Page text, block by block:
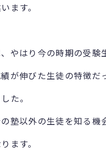
ます。
やはり今の時期の受験
が伸びた生徒の特徴だ
た。
塾以外の生徒を知る機
ます。